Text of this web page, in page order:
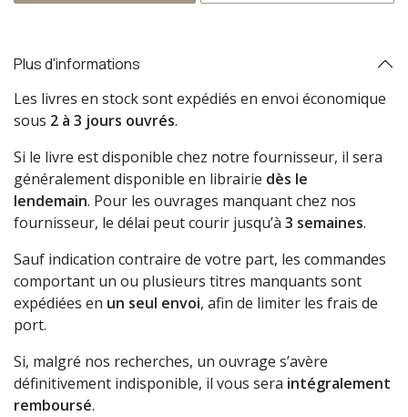
Plus d'informations
Les livres en stock sont expédiés en envoi économique
sous 2 à 3 jours ouvrés.
Si le livre est disponible chez notre fournisseur, il sera
généralement disponible en librairie dès le
lendemain. Pour les ouvrages manquant chez nos
fournisseur, le délai peut courir jusqu’à 3 semaines.
Sauf indication contraire de votre part, les commandes
comportant un ou plusieurs titres manquants sont
expédiées en un seul envoi, afin de limiter les frais de
port.
Si, malgré nos recherches, un ouvrage s’avère
définitivement indisponible, il vous sera intégralement
remboursé.